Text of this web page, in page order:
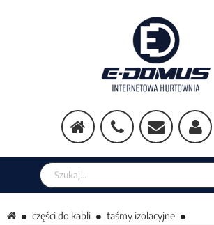
Szukaj w sklepie
części do kabli taśmy izolacyjne